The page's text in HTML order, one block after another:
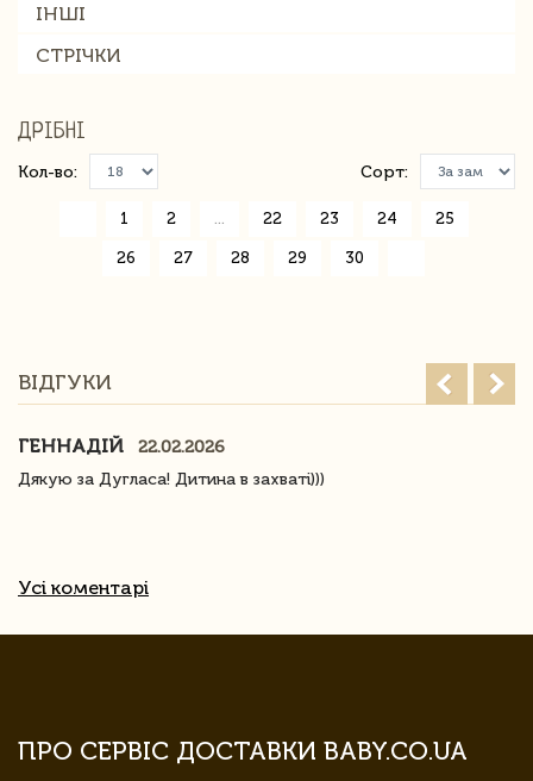
ІНШІ
СТРІЧКИ
ДРІБНІ
Кол-во: Сорт:
1 2 22 23 24 25
26 27 28 29 30
ВІДГУКИ
ГЕННАДІЙ
22.02.2026
Дякую за Дугласа! Дитина в захваті)))
Усі коментарі
ПРО СЕРВІС ДОСТАВКИ BABY.CO.UA